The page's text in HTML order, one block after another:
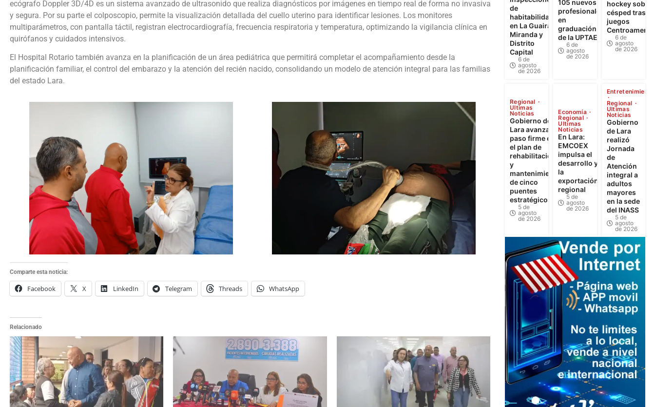
ecógrafo Doppler 3D/4D es un sistema avanzado de ultrasonido que realiza diagnósticos por imágenes en tiempo real de forma no invasiva
y segura. Por su parte el colposcopio, permite la visualización detallada del cuello uterino para identificar lesiones. ‎Los monitores
multiparámetros, con pantalla táctil, registran electrocardiografía, frecuencia respiratoria y temperatura, optimizando la vigilancia clínica en
quirófanos y cuidados intensivos.‎‎
El Hospital Rotario también avanza en la planificación de un área pediátrica que permitirá completar el acompañamiento desde la
planificación familiar, el control del embarazo y la atención del recién nacido, consolidando un modelo de atención integral para las familias
del estado Lara.
Comparte esta noticia:
Facebook X LinkedIn Telegram Threads WhatsApp
Relacionado
de
habitabilidad
en La Guaira,
Miranda y
Distrito
Capital
6 de
agosto
de 2026
105 nuevos
profesionales
en
graduación
de la UPTAEB
6 de
agosto
de 2026
hockey sobre
césped tras
juegos
6 de
agosto
de 2026
Regional
Ultimas
Noticias
Gobierno de
Lara avanza a
paso firme en
el plan de
rehabilitación
y
mantenimiento
de cinco
puentes
estratégicos
5 de
agosto
de 2026
Economía
Regional
Ultimas
Noticias
En Lara:
EMCOEX
impulsa el
desarrollo y
la
exportación
regional
5 de
agosto
de 2026
Entretenimiento
Regional
Ultimas
Noticias
Gobierno
de Lara
realizó
Jornada
de
Atención
integral a
adultos
mayores
en la sede
del INASS
5 de
agosto
de 2026